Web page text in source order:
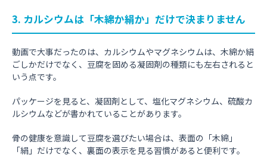
3. カルシウムは「木綿か絹か」だけで決まりません
動画で大事だったのは、カルシウムやマグネシウムは、木綿か絹
ごしかだけでなく、豆腐を固める凝固剤の種類にも左右されると
いう点です。
パッケージを見ると、凝固剤として、塩化マグネシウム、硫酸カ
ルシウムなどが書かれていることがあります。
骨の健康を意識して豆腐を選びたい場合は、表面の「木綿」
「絹」だけでなく、裏面の表示を見る習慣があると便利です。